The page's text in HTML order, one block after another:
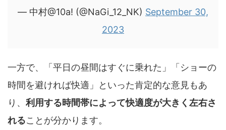
— 中村@10a! (@NaGi_12_NK) September 30,
2023
一方で、「平日の昼間はすぐに乗れた」「ショーの
時間を避ければ快適」といった肯定的な意見もあ
り、 利用する時間帯によって快適度が大きく左右さ
れることが分かります。